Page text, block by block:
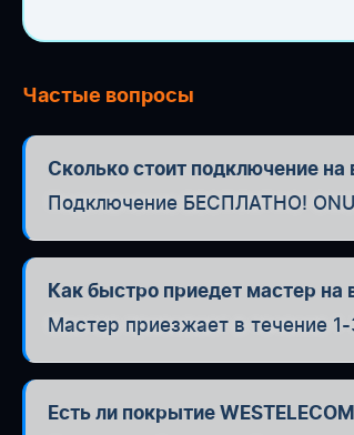
Частые вопросы
Сколько стоит подключение на
Подключение БЕСПЛАТНО!
Как быстро приедет мастер на
Мастер приезжает в течение
Есть ли покрытие